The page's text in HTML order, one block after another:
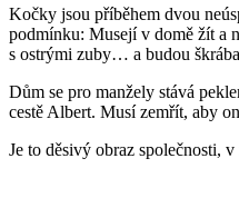
Kočky jsou příběhem dvou
podmínku: Musejí v domě žít a
s ostrými zuby… a budou
Dům se pro manžely stává
cestě Albert. Musí zemřít, aby
Je to děsivý obraz společnosti,